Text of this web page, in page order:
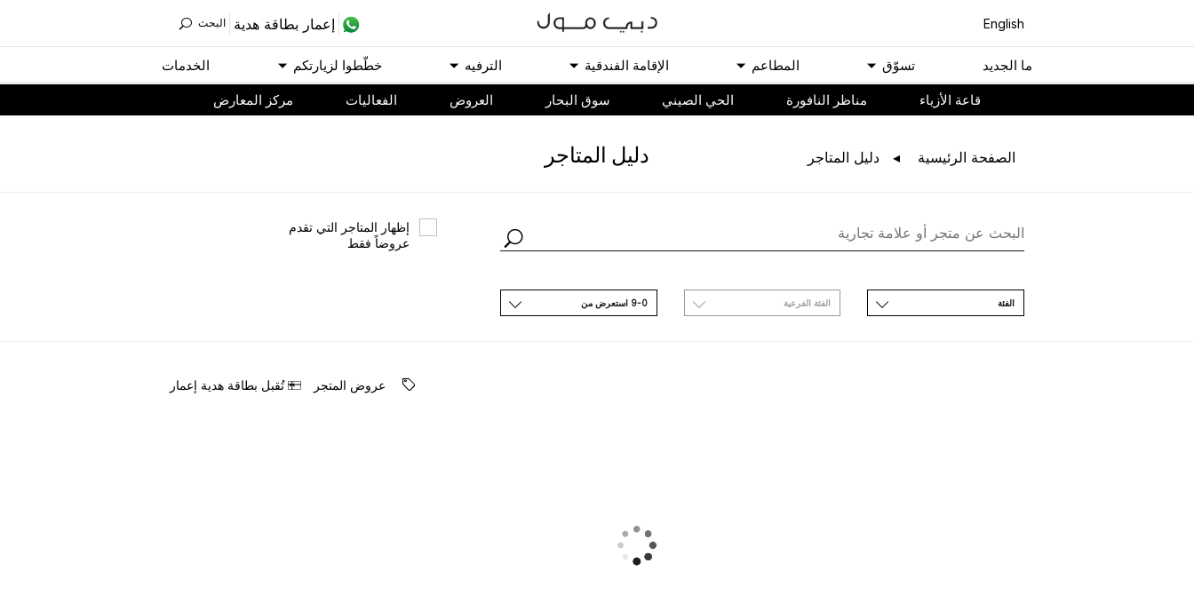
English ﺇﻋﻤﺎﺭ ﺑﻄﺎﻗﺔ ﻫﺪﻳﺔ اﻟﺒﺤﺚ
ﻣﺎ اﻟﺠﺪﻳﺪ ﺗﺴﻮّﻕ اﻟﻤﻄﺎﻋﻢ اﻹﻗﺎﻣﺔ اﻟﻔﻨﺪﻗﻴﺔ اﻟﺘﺮﻓﻴﻪ ﺧﻄّﻄﻮا ﻟﺰﻳﺎﺭﺗﻜﻢ اﻟﺨﺪﻣﺎﺕ
ﻗﺎﻋﺔ اﻷﺯﻳﺎء مناظر النافورة الحي الصيني سوق البحار اﻟﻌﺮﻭﺽ اﻟﻔﻌﺎﻟﻴﺎﺕ مركز المعارض
اﻟﺼﻔﺤﺔ اﻟﺮﺋﻴﺴﻴﺔ ﺩﻟﻴﻞ اﻟﻤﺘﺎﺟﺮ ﺩﻟﻴﻞ اﻟﻤﺘﺎﺟﺮ
ﺇﻇﻬﺎﺭ اﻟﻤﺘﺎﺟﺮ اﻟﺘﻲ ﺗﻘﺪﻡ
ﻋﺮﻭﺿﺎً ﻓﻘﻂ
اﻟﻔﺌﺔ اﻟﻔﺌﺔ اﻟﻔﺮﻋﻴﺔ 9-0 اﺳﺘﻌﺮﺽ ﻣﻦ
ﻋﺮﻭﺽ اﻟﻤﺘﺠﺮ ﺗُﻘﺒﻞ ﺑﻄﺎﻗﺔ ﻫﺪﻳﺔ ﺇﻋﻤﺎﺭ